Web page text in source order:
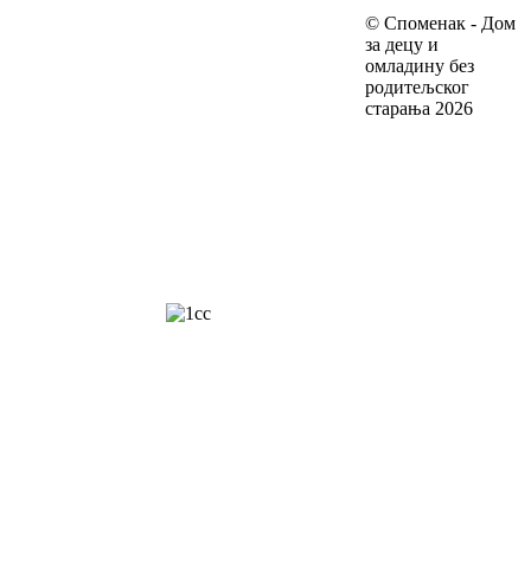
© Споменак - Дом
за децу и
омладину без
родитељског
старања 2026